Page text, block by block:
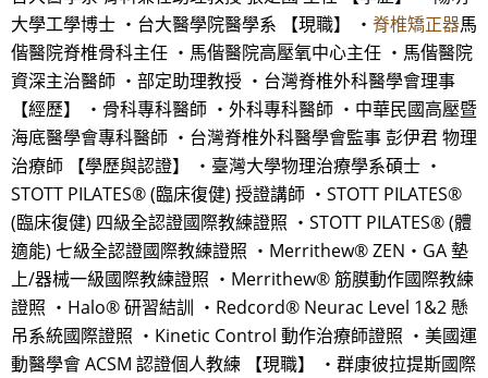
大學工學博士 ・台大醫學院醫學系 【現職】 ・ 脊椎矯正器馬
偕醫院脊椎骨科主任 ・馬偕醫院高壓氧中心主任 ・馬偕醫院
資深主治醫師 ・部定助理教授 ・台灣脊椎外科醫學會理事
【經歷】 ・骨科專科醫師 ・外科專科醫師 ・中華民國高壓暨
海底醫學會專科醫師 ・台灣脊椎外科醫學會監事 彭伊君 物理
治療師 【學歷與認證】 ・臺灣大學物理治療學系碩士 ・
STOTT PILATES® (臨床復健) 授證講師 ・STOTT PILATES®
(臨床復健) 四級全認證國際教練證照 ・STOTT PILATES® (體
適能) 七級全認證國際教練證照 ・Merrithew® ZEN‧GA 墊
上/器械一級國際教練證照 ・Merrithew® 筋膜動作國際教練
證照 ・Halo® 研習結訓 ・Redcord® Neurac Level 1&2 懸
吊系統國際證照 ・Kinetic Control 動作治療師證照 ・美國運
動醫學會 ACSM 認證個人教練 【現職】 ・群康彼拉提斯國際